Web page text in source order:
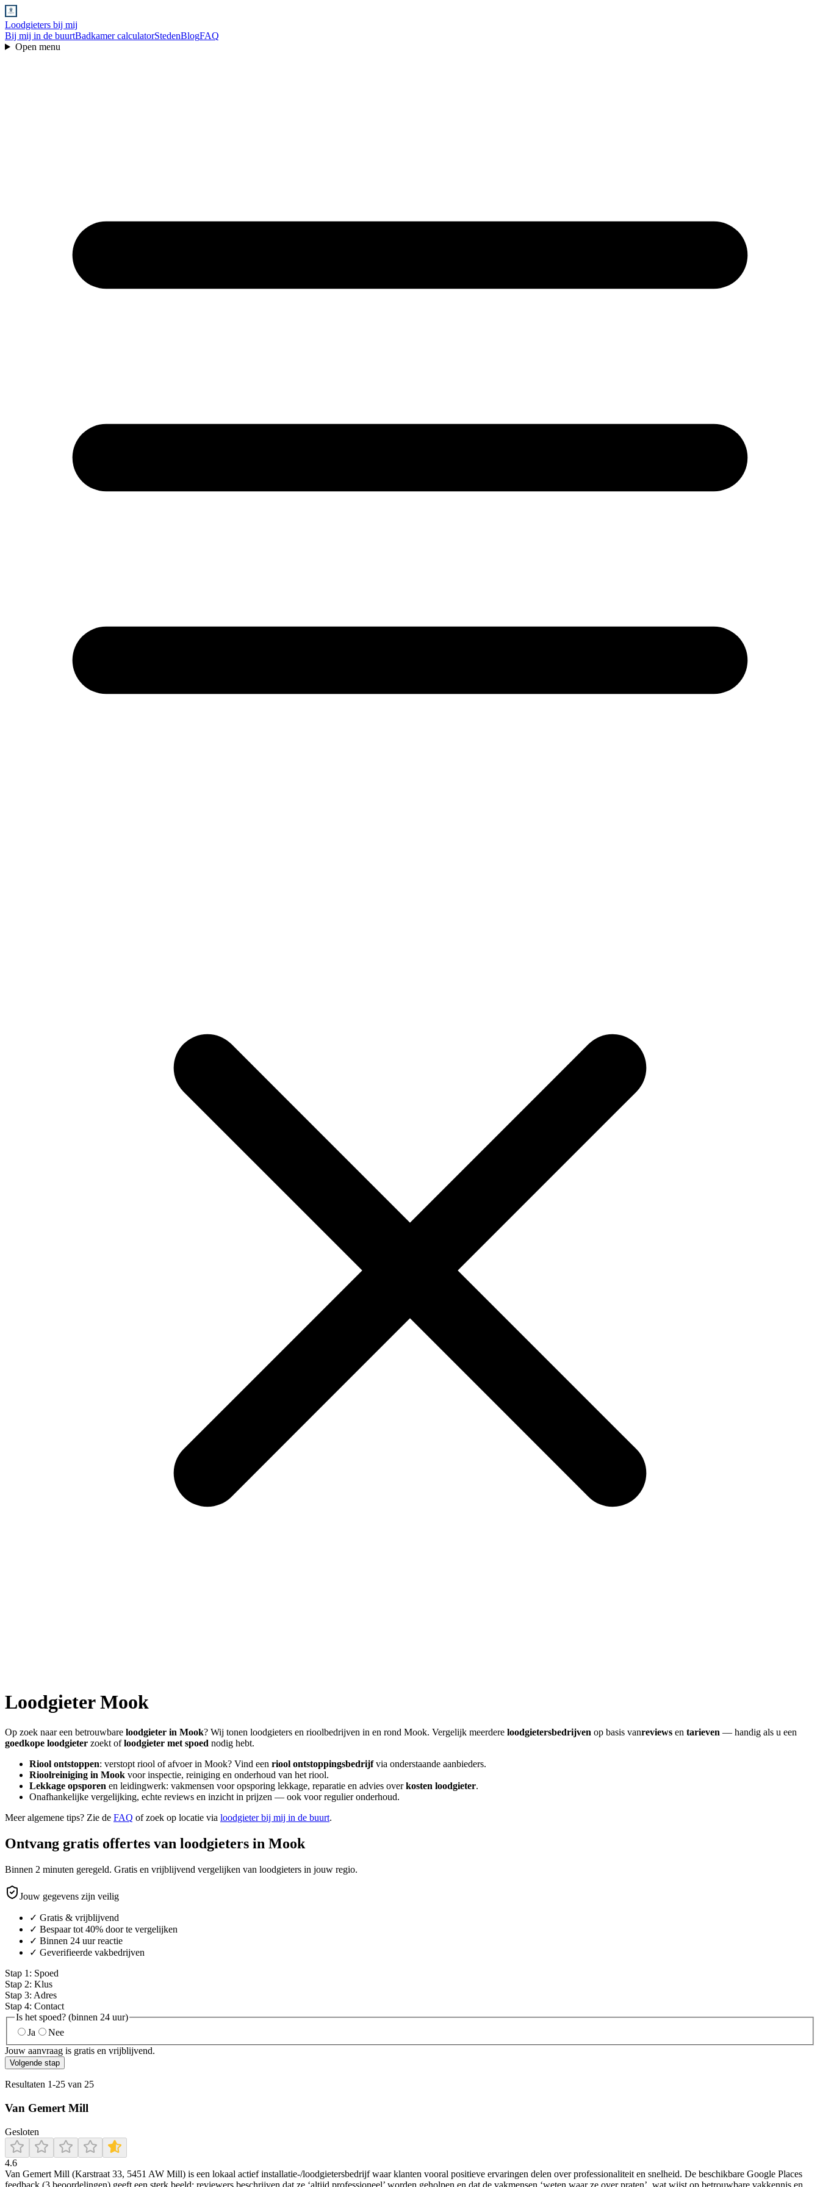
Loodgieters bij mij
Bij mij in de buurtBadkamer calculatorStedenBlogFAQ
Open menu
LoodgieterMook
Op zoek naar een betrouwbare loodgieter in Mook? Wij tonen loodgieters en rioolbedrijven in en rond Mook. Vergelijk meerdere loodgietersbedrijven op basis vanreviews en tarieven — handig als u een
goedkope loodgieter zoekt ofloodgieter met spoed nodig hebt.
Riool ontstoppen: verstopt riool of afvoer in Mook? Vind een riool ontstoppingsbedrijfvia onderstaande aanbieders.
Rioolreiniging in Mook voor inspectie, reiniging en onderhoud van het riool.
Lekkage opsporen en leidingwerk: vakmensen voor opsporing lekkage, reparatie en advies overkosten loodgieter.
Onafhankelijke vergelijking, echte reviews en inzicht in prijzen — ook voor regulier onderhoud.
Meer algemene tips? Zie de FAQ of zoek op locatie via loodgieter bij mij in de buurt.
Ontvang gratis offertes van loodgieters in Mook
Binnen 2 minuten geregeld. Gratis en vrijblijvend vergelijken van loodgieters in jouw regio.
Jouw gegevens zijn veilig
✓ Gratis & vrijblijvend
✓ Bespaar tot 40% door te vergelijken
✓ Binnen 24 uur reactie
✓ Geverifieerde vakbedrijven
Stap 1 : Spoed
Stap 2: Klus
Stap 3: Adres
Stap 4: Contact
Is het spoed? (binnen 24 uur)
Ja
Nee
Jouw aanvraag is gratis en vrijblijvend.
Volgende stap
Resultaten 1-25 van 25
Van Gemert Mill
Gesloten
4.6
Van Gemert Mill (Karstraat 33, 5451 AW Mill) is een lokaal actief installatie-/loodgietersbedrijf waar klanten vooral positieve ervaringen delen over professionaliteit en snelheid. De beschikbare Google Places
feedback (3 beoordelingen) geeft een sterk beeld: reviewers beschrijven dat ze ‘altijd professioneel’ worden geholpen en dat de vakmensen ‘weten waar ze over praten’, wat wijst op betrouwbare vakkennis en